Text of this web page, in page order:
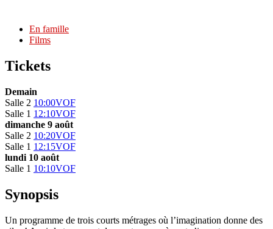
En famille
Films
Tickets
Demain
Salle 2 10:00VOF
Salle 1 12:10VOF
dimanche 9 août
Salle 2 10:20VOF
Salle 1 12:15VOF
lundi 10 août
Salle 1 10:10VOF
Synopsis
Un programme de trois courts métrages où l’imagination donne des